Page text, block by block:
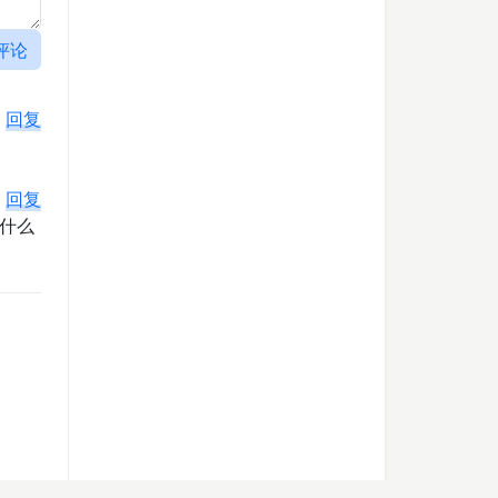
论
回复
回复
么